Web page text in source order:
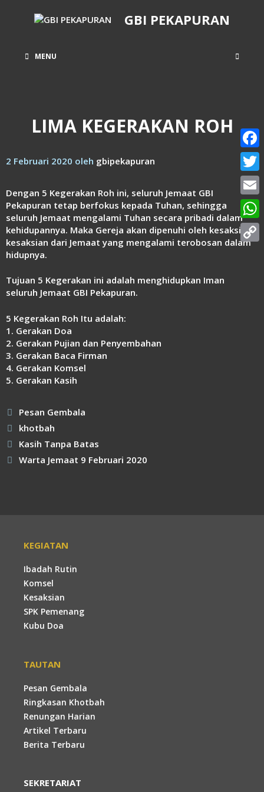
GBI PEKAPURAN
MENU
LIMA KEGERAKAN ROH
2 Februari 2020 oleh gbipekapuran
Dengan 5 Kegerakan Roh ini, seluruh Jemaat GBI
Pekapuran tetap berfokus kepada Tuhan, sehingga
seluruh Jemaat mengalami Tuhan secara pribadi dalam
kehidupannya. Maka Gereja akan dipenuhi oleh kesaksian-
kesaksian dari Jemaat yang mengalami terobosan dalam
hidupnya.
Tujuan 5 Kegerakan ini adalah menghidupkan Iman
seluruh Jemaat GBI Pekapuran.
5 Kegerakan Roh Itu adalah:
1. Gerakan Doa
2. Gerakan Pujian dan Penyembahan
3. Gerakan Baca Firman
4. Gerakan Komsel
5. Gerakan Kasih
Kategori
Pesan Gembala
Tag
khotbah
Kasih Tanpa Batas
Warta Jemaat 9 Februari 2020
KEGIATAN
Ibadah Rutin
Komsel
Kesaksian
SPK Pemenang
Kubu Doa
TAUTAN
Pesan Gembala
Ringkasan Khotbah
Renungan Harian
Artikel Terbaru
Berita Terbaru
SEKRETARIAT
Email